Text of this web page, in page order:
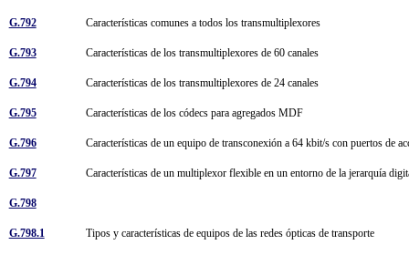
G.792 Características comunes a todos los transmultiplexores
G.793 Características de los transmultiplexores de 60 canales
G.794 Características de los transmultiplexores de 24 canales
G.795 Características de los códecs para agregados MDF
G.796 Características de un equipo de transconexión a 64 kbit/s con puertos de
G.797 Características de un multiplexor flexible en un entorno de la jerarquía
G.798
G.798.1 Tipos y características de equipos de las redes ópticas de transporte